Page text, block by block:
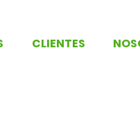
CLIENTES